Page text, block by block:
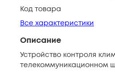
Код товара
Все характеристики
Описание
Устройство контроля
телекоммуникационном